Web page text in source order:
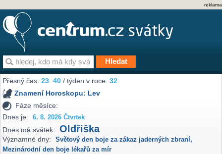
reklama
Přesný čas:23 40 / týden v roce:32
Znamení Horoskopu: Lev
Fáze měsíce:
Dnes je:
6. 8. 2026 Čtvrtek
Dnes má svátek: Oldřiška
Významné dny: Světový den boje za zákaz jaderných zbraní,
Mezinárodní den boje lékařů za mír